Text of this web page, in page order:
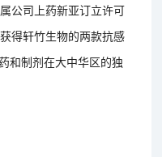
公司上药新亚订立许可
得轩竹生物的两款抗感
和制剂在大中华区的独